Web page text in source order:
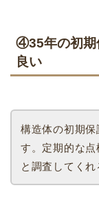
④35年の初期
良い
構造体の初期
す。定期的な点
と調査してくれ